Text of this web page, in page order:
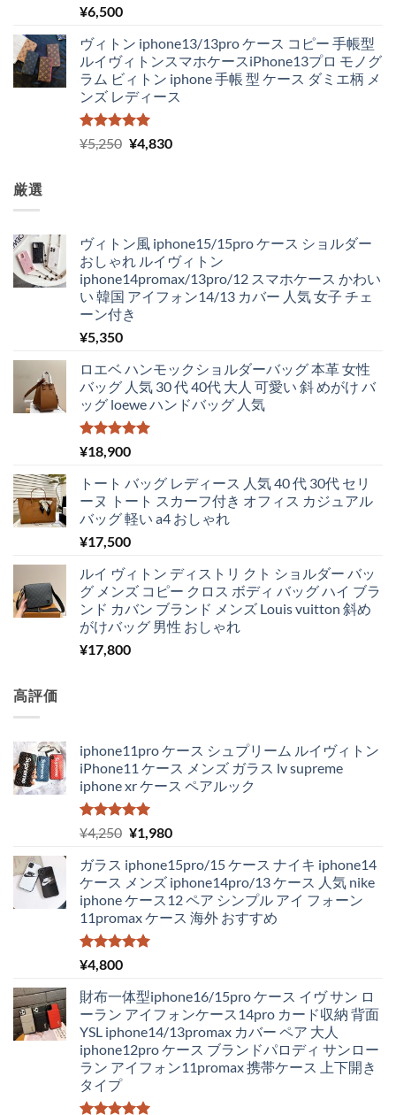
5段階中
5.00
¥6,500
ヴィトン iphone13/13pro ケース コピー 手帳型
ルイヴィトンスマホケースiPhone13プロ モノグ
ラム ビィトン iphone 手帳 型 ケース ダミエ柄 メ
ンズ レディース
5段階中
5.00
の評価
¥5,250 元
¥5,250
で
し
た。
¥4,830現
¥4,830
で
す。
厳選
ヴィトン風 iphone15/15pro ケース ショルダー
おしゃれ ルイヴィトン
iphone14promax/13pro/12 スマホケース かわい
い 韓国 アイフォン14/13 カバー 人気 女子 チェ
ーン付き
¥5,350
ロエベ ハンモックショルダーバッグ 本革 女性
バッグ 人気 30 代 40代 大人 可愛い 斜 めがけ バ
ッグ loewe ハンドバッグ 人気
5段階中
5.00の評価
¥18,900
トート バッグ レディース 人気 40 代 30代 セリ
ーヌ トート スカーフ付き オフィス カジュアル
バッグ 軽い a4 おしゃれ
¥17,500
ルイ ヴィトン ディストリ クト ショルダー バッ
グ メンズ コピー クロス ボディ バッグ ハイ ブラ
ンド カバン ブランド メンズ Louis vuitton 斜め
がけバッグ 男性 おしゃれ
¥17,800
高評価
iphone11pro ケース シュプリーム ルイヴィトン
iPhone11 ケース メンズ ガラス lv supreme
iphone xr ケース ペアルック
5段階中
5.00
の評価
¥4,250 元
価
格
は
¥4,250
で
¥1,980現
の
価
格
は
ガラス iphone15pro/15 ケース ナイキ iphone14
ケース メンズ iphone14pro/13 ケース 人気 nike
iphone ケース12 ペア シンプル アイ フォーン
11promax ケース 海外 おすすめ
5段階中
5.00
¥4,800
財布一体型iphone16/15pro ケース イヴ サン ロ
ーラン アイフォンケース14pro カード収納 背面
YSL iphone14/13promax カバー ペア 大人
iphone12pro ケース ブランドパロディ サンロー
ラン アイフォン11promax 携帯ケース 上下開き
タイプ